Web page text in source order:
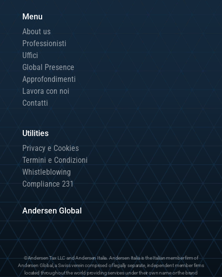
Menu
About us
Professionisti
Uffici
Global Presence
Approfondimenti
Lavora con noi
Contatti
Utilities
Privacy e Cookies
Termini e Condizioni
Whistleblowing
Compliance 231
Andersen Global
©Andersen Tax LLC and Andersen Italia. Andersen Italia is the Italian member firm of
Andersen Global, a Swiss verein comprised of legally separate, independent member firms
located throughout the world providing services under their own name or the brand